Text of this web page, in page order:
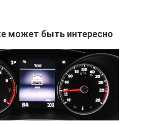
может быть интересно